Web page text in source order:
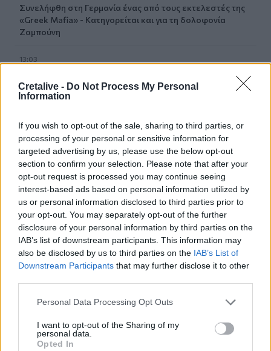
Cretalive - Do Not Process My Personal
Information
If you wish to opt-out of the sale, sharing to third parties, or
processing of your personal or sensitive information for
targeted advertising by us, please use the below opt-out
section to confirm your selection. Please note that after your
opt-out request is processed you may continue seeing
interest-based ads based on personal information utilized by
us or personal information disclosed to third parties prior to
your opt-out. You may separately opt-out of the further
disclosure of your personal information by third parties on the
IAB’s list of downstream participants. This information may
also be disclosed by us to third parties on the IAB’s List of
Downstream Participants that may further disclose it to other
Personal Data Processing Opt Outs
I want to opt-out of the Sharing of my
personal data.
Opted In
Συνελήφθη στη Γερμανία ένας από τους εκτελεστές της
«Greek Mafia» - Κατηγορείται και για τη δολοφονία
Ζαμπούνη
13:03
ξεχωριστή βραδιά στο Αβδού
Αργεντινή: Επεισόδια μετά το τέλος κινητοποίησης κατά
νομοσχεδίου ιδιοκτησίας
12:56
Στη Σάμο για τη γιορτή της Μεταμόρφωσης του Σωτήρος
ο Αρχιεπίσκοπος Κρήτης Ευγένιος
12:53
ΕΟΤ: Η Ελλάδα στις κορυφαίες επιλογές των Ευρωπαίων
ταξιδιωτών
12:46
Στο 3,4% υποχώρησε ο πληθωρισμός τον Ιούλιο